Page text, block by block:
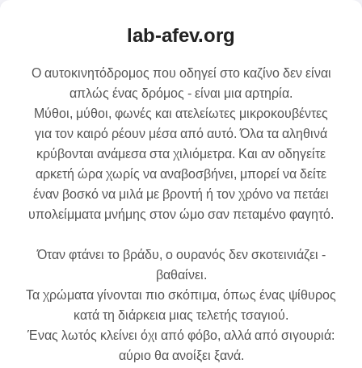
lab-afev.org
Ο αυτοκινητόδρομος που οδηγεί στο καζίνο δεν είναι
απλώς ένας δρόμος - είναι μια αρτηρία.
Μύθοι, μύθοι, φωνές και ατελείωτες μικροκουβέντες
για τον καιρό ρέουν μέσα από αυτό. Όλα τα αληθινά
κρύβονται ανάμεσα στα χιλιόμετρα. Και αν οδηγείτε
αρκετή ώρα χωρίς να αναβοσβήνει, μπορεί να δείτε
έναν βοσκό να μιλά με βροντή ή τον χρόνο να πετάει
υπολείμματα μνήμης στον ώμο σαν πεταμένο φαγητό.
Όταν φτάνει το βράδυ, ο ουρανός δεν σκοτεινιάζει -
βαθαίνει.
Τα χρώματα γίνονται πιο σκόπιμα, όπως ένας ψίθυρος
κατά τη διάρκεια μιας τελετής τσαγιού.
Ένας λωτός κλείνει όχι από φόβο, αλλά από σιγουριά:
αύριο θα ανοίξει ξανά.